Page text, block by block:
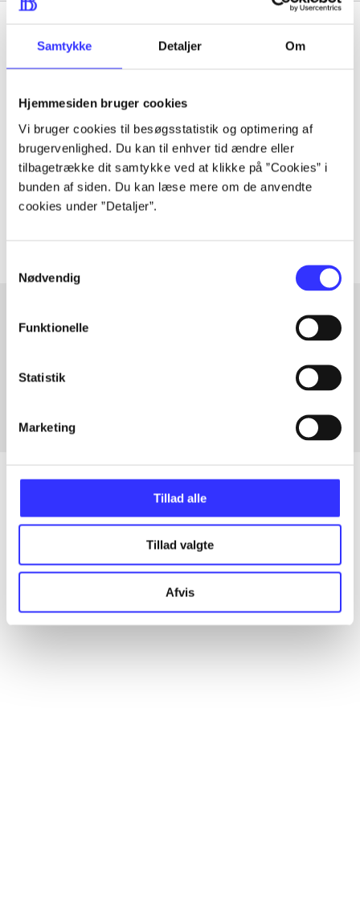
Samtykke Detaljer Om
Hjemmesiden bruger cookies
Vi bruger cookies til besøgsstatistik og optimering af
brugervenlighed. Du kan til enhver tid ændre eller
tilbagetrække dit samtykke ved at klikke på ”Cookies” i
bunden af siden. Du kan læse mere om de anvendte
cookies under ”Detaljer”.
Nødvendig
Funktionelle
Statistik
Marketing
Tillad alle
Tillad valgte
Afvis
Tidsskrift
lorem ipsum dolor sit amet ...
Tidsskrift
Artiklerne i handler ofte om
Fra
Artikler
Alle registrerede artikler fordelt på udgivelser